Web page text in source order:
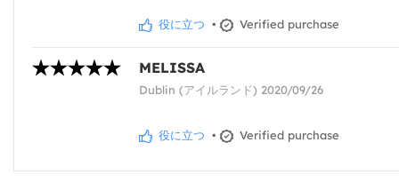
役に立つ • Verified purchase
MELISSA
Dublin (アイルランド) 2020/09/26
役に立つ • Verified purchase